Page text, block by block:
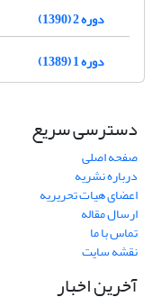
دوره 2 (1390)
دوره 1 (1389)
دسترسی سریع
صفحه اصلی
درباره نشریه
اعضای هیات تحریریه
ارسال مقاله
تماس با ما
نقشه سایت
آخرین اخبار